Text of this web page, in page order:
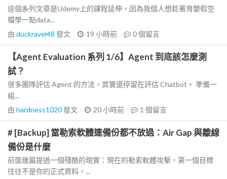
這個系列文章是Udemy上的課程延伸，因為我個人想趁著育嬰假空
檔學一點data...
由 duckravel48 發文 19 小時前 0個留言
【Agent Evaluation 系列 1/6】Agent 到底該怎麼測
試？
很多團隊評估 Agent 的方法，其實還停留在評估 Chatbot。 準備一
組...
由 hardness1020發文 20 小時前 1 個留言
# [Backup] 當勒索軟體連備份都不放過：Air Gap 與離線
備份是什麼
前面幾篇提過一個殘酷的現實：現在的勒索軟體攻擊，第一個目標
往往不是你的正式資料，...